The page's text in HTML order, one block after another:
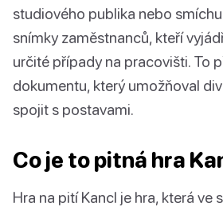
studiového publika nebo
snímky zaměstnanců, kteří
určité případy na pracovišti. To
dokumentu, který umožňoval
spojit s postavami.
Co je to pitná hra
Hra na pití Kancl je hra, která ve